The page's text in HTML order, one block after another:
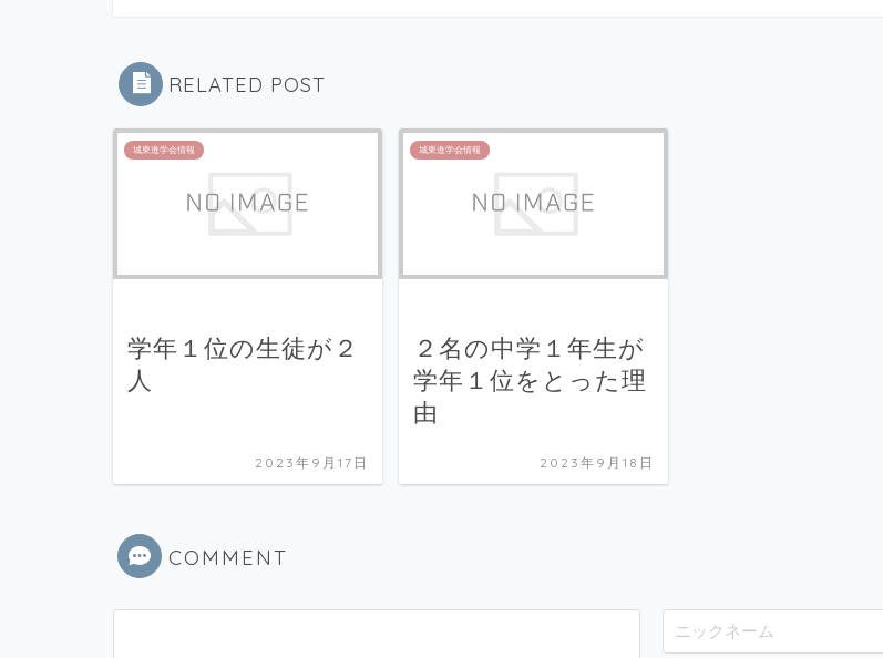
RELATED POST
城東進学会情報
学年１位の生徒が２
人
2023年9月17日
城東進学会情報
２名の中学１年生が
学年１位をとった理
由
2023年9月18日
COMMENT